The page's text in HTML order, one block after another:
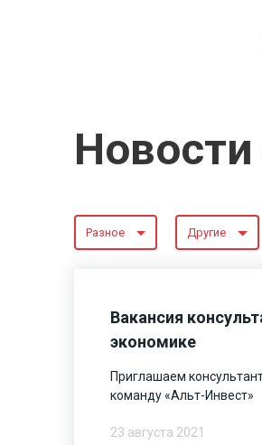
Разное Другие
Вакансия
экономике
Приглашаем
команду «Альт-Инвест»
23 августа 2021